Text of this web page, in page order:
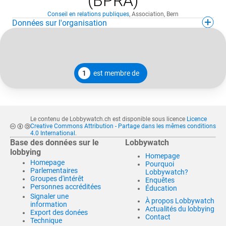
Conseil en relations publiques, Association, Bern
Données sur l'organisation
1 est membre de
Le contenu de Lobbywatch.ch est disponible sous licence Licence
Creative Commons Attribution - Partage dans les mêmes conditions
4.0 International .
Base des données sur le
lobbying
Homepage
Parlementaires
Groupes d'intérêt
Personnes accréditées
Signaler une
information
Export des donées
Technique
Lobbywatch
Homepage
Pourquoi
Lobbywatch?
Enquêtes
Éducation
À propos Lobbywatch
Actualités du lobbying
Contact